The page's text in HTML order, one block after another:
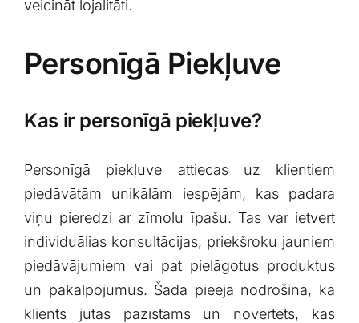
veicināt ⁤lojalitāti.
Personīgā Piekļuve
Kas ir personīgā piekļuve?
Personīgā piekļuve ​attiecas uz klientiem
piedāvātām ⁤unikālām iespējām, ​kas ‌padara
viņu pieredzi ar zīmolu īpašu. Tas var ietvert
individuālias konsultācijas, priekšroku jauniem
piedāvājumiem vai pat ‍pielāgotus ​produktus
un pakalpojumus. ‍Šāda pieeja nodrošina, ka
klients jūtas ⁣pazīstams un novērtēts,‌ kas